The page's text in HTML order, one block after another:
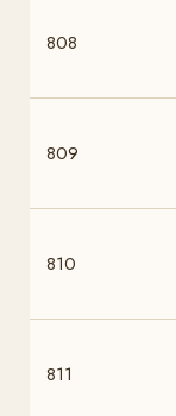
808
809
810
811